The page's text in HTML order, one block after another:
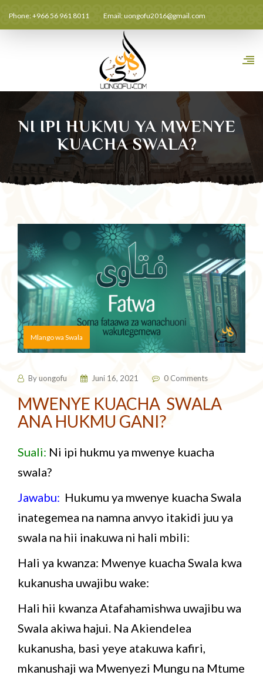
Phone: +966 56 961 8011 Email:uongofu2016@gmail.com
NI IPI HUKMU YA MWENYE
KUACHA SWALA?
Mlango wa Swala
Byuongofu Juni 16, 2021 0 Comments
MWENYE KUACHA SWALA
ANA HUKMU GANI?
Suali: Ni ipi hukmu ya mwenye kuacha
swala?
Jawabu: Hukumu ya mwenye kuacha Swala
inategemea na namna anvyo itakidi juu ya
swala na hii inakuwa ni hali mbili:
Hali ya kwanza: Mwenye kuacha Swala kwa
kukanusha uwajibu wake:
Hali hii kwanza Atafahamishwa uwajibu wa
Swala akiwa hajui. Na Akiendelea
kukanusha, basi yeye atakuwa kafiri,
mkanushaji wa Mwenyezi Mungu na Mtume